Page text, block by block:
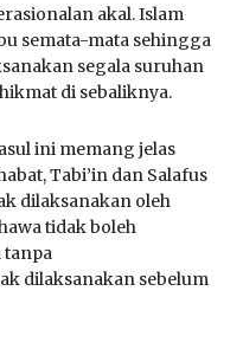
akal. Islam
semata-mata sehingga
segala suruhan
di sebaliknya.
ini memang jelas
Tabi’in dan Salafus
dilaksanakan oleh
tidak boleh
tanpa
dilaksanakan sebelum